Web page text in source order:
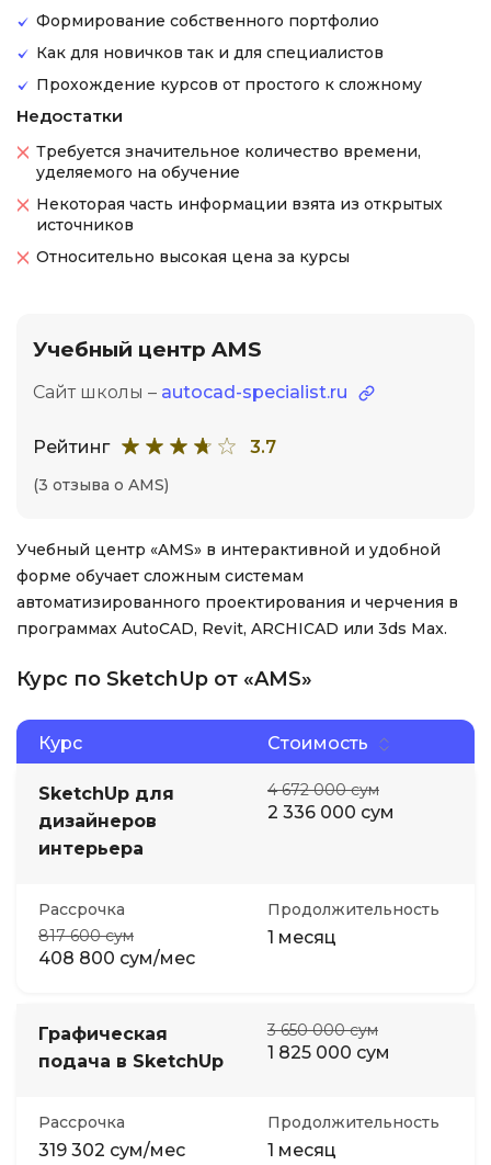
Формирование собственного портфолио
Как для новичков так и для специалистов
Прохождение курсов от простого к сложному
Недостатки
Требуется значительное количество времени,
уделяемого на обучение
Некоторая часть информации взята из открытых
источников
Относительно высокая цена за курсы
Учебный центр AMS
Сайт школы – autocad-specialist.ru
Рейтинг 3.7
(3 отзыва о AMS)
Учебный центр «AMS» в интерактивной и удобной
форме обучает сложным системам
автоматизированного проектирования и черчения в
программах AutoCAD, Revit, ARCHICAD или 3ds Max.
Курс по SketchUp от «AMS»
Курс Стоимость
SketchUp для
дизайнеров
интерьера
4 672 000 сум
2 336 000 сум
Рассрочка
817 600 сум
408 800 сум/мес
Продолжительность
1 месяц
Графическая
подача в SketchUp
3 650 000 сум
1 825 000 сум
Рассрочка
319 302 сум/мес
Продолжительность
1 месяц